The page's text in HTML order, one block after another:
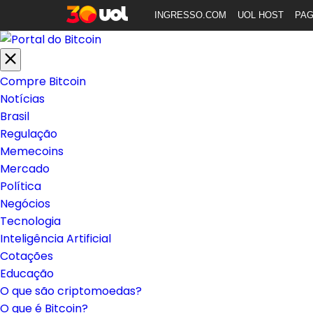
INGRESSO.COM UOL HOST
Compre Bitcoin
Notícias
Brasil
Regulação
Memecoins
Mercado
Política
Negócios
Tecnologia
Inteligência Artificial
Cotações
Educação
O que são criptomoedas?
O que é Bitcoin?